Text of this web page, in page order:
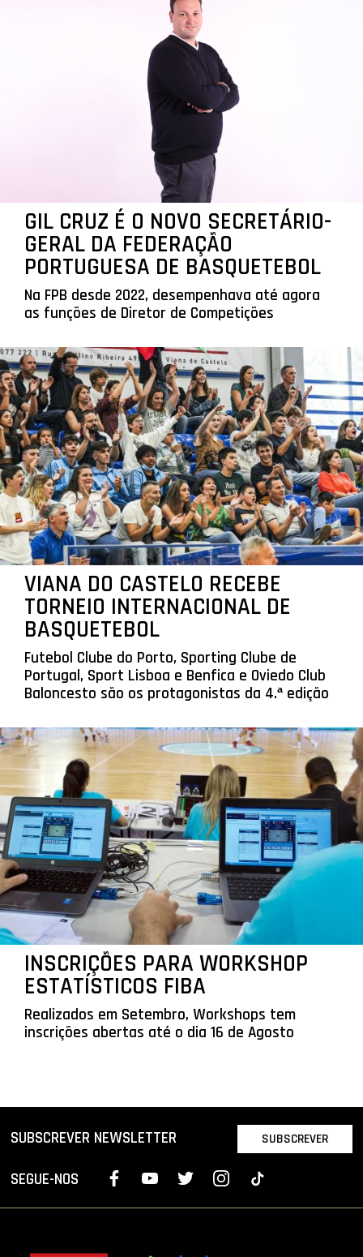
GIL CRUZ É O NOVO SECRETÁRIO-
GERAL DA FEDERAÇÃO
PORTUGUESA DE BASQUETEBOL
Na FPB desde 2022, desempenhava até agora
as funções de Diretor de Competições
VIANA DO CASTELO RECEBE
TORNEIO INTERNACIONAL DE
BASQUETEBOL
Futebol Clube do Porto, Sporting Clube de
Portugal, Sport Lisboa e Benfica e Oviedo Club
Baloncesto são os protagonistas da 4.ª edição
INSCRIÇÕES PARA WORKSHOP
ESTATÍSTICOS FIBA
Realizados em Setembro, Workshops tem
inscrições abertas até o dia 16 de Agosto
SUBSCREVER NEWSLETTER SUBSCREVER
SEGUE-NOS